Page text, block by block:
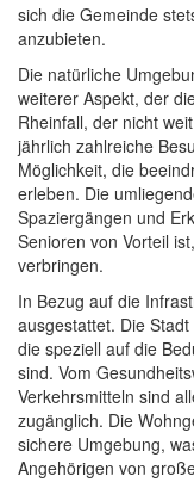
sich die Gemeinde
anzubieten.
Die natürliche
weiterer Aspekt, der
Rheinfall, der nicht
jährlich zahlreiche
Möglichkeit, die
erleben. Die
Spaziergängen und
Senioren von Vorteil
verbringen.
In Bezug auf die
ausgestattet. Die
die speziell auf die
sind. Vom
Verkehrsmitteln sind
zugänglich. Die
sichere Umgebung,
Angehörigen von